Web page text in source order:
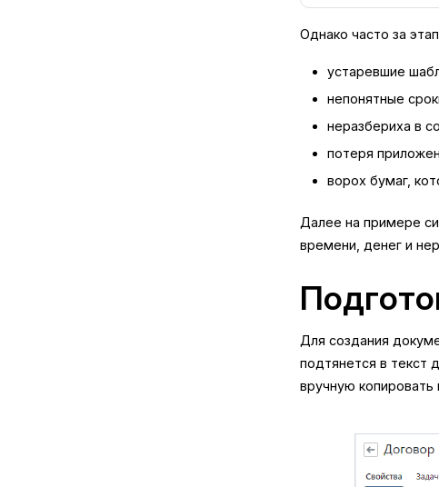
Однако часто за
устаревшие
непонятные
неразбериха в
потеря
ворох бумаг,
Далее на примере
времени, денег и
Для создания
подтянется в текст
вручную